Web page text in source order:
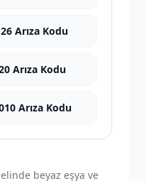
Arıza Kodu
Arıza Kodu
Arıza Kodu
beyaz eşya ve